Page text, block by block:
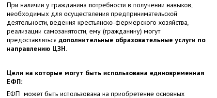
При наличии у гражданина потребности в получении навыков,
необходимых для осуществления предпринимательской
деятельности, ведения крестьянско-фермерского хозяйства,
реализации самозанятости, ему (гражданину) могут
предоставляться дополнительные образовательные услуги по
направлению ЦЗН.
Цели на которые могут быть использована единовременная
ЕФП:
ЕФП может быть использована на приобретение основных